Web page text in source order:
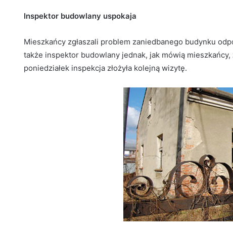
Inspektor budowlany uspokaja
Mieszkańcy zgłaszali problem zaniedbanego budynku
także inspektor budowlany jednak, jak mówią
poniedziałek inspekcja złożyła kolejną wizytę.